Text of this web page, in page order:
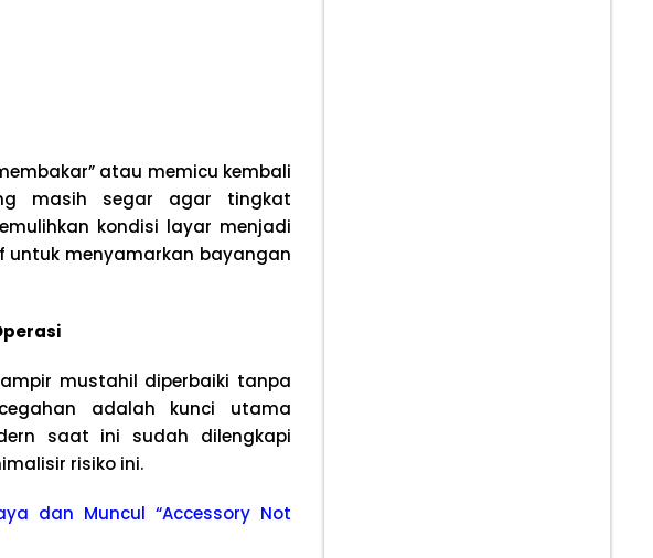
atau memicu kembali
masih segar agar tingkat
kondisi layar menjadi
untuk menyamarkan bayangan
mustahil diperbaiki tanpa
adalah kunci utama
saat ini sudah dilengkapi
risiko ini.
dan Muncul “Accessory Not